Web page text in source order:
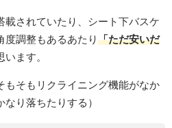
載されていたり、シート下バスケ
度調整もあるあたり「ただ安いだ
います。
もそもリクライニング機能がなか
り落ちたりする）